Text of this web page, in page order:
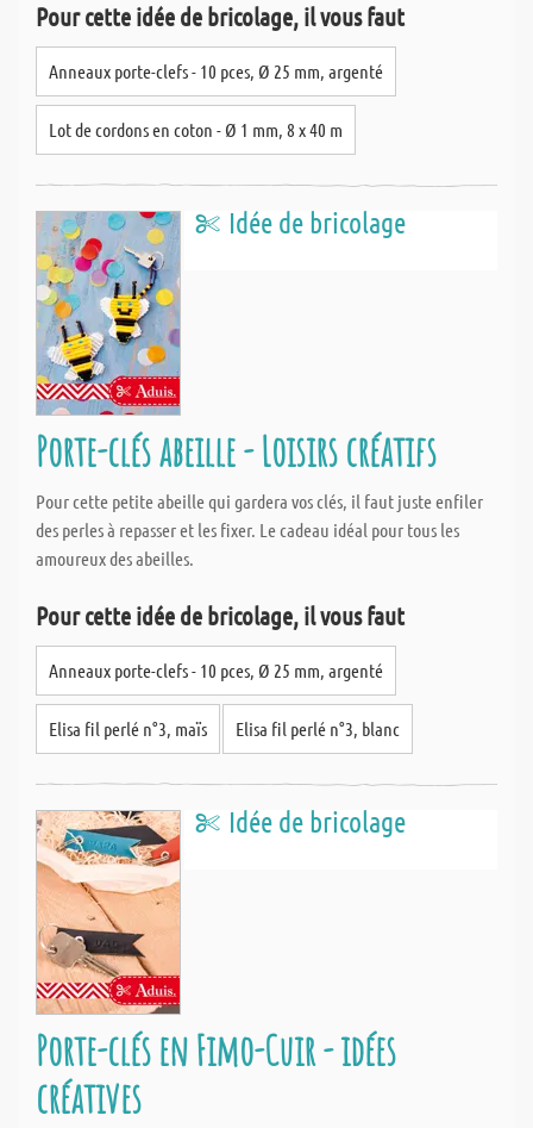
Pour cette idée de bricolage, il vous faut
Anneaux porte-clefs - 10 pces, Ø 25 mm, argenté
Lot de cordons en coton - Ø 1 mm, 8 x 40 m
Idée de bricolage
Porte-clés abeille - Loisirs créatifs
Pour cette petite abeille qui gardera vos clés, il faut juste enfiler
des perles à repasser et les fixer. Le cadeau idéal pour tous les
amoureux des abeilles.
Pour cette idée de bricolage, il vous faut
Anneaux porte-clefs - 10 pces, Ø 25 mm, argenté
Elisa fil perlé n°3, maïs Elisa fil perlé n°3, blanc
Idée de bricolage
Porte-clés en Fimo-Cuir - idées
créatives